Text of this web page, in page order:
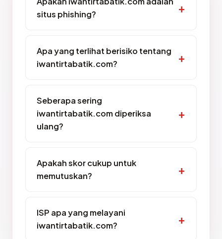
situs phishing?
Apa yang terlihat berisiko tentang
iwantirtabatik.com?
Seberapa sering
iwantirtabatik.com diperiksa
ulang?
Apakah skor cukup untuk
memutuskan?
ISP apa yang melayani
iwantirtabatik.com?